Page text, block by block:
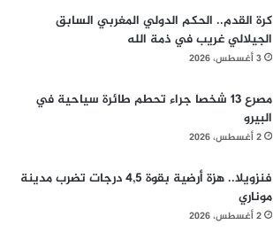
كرة القدم.. الحكم الدولي المغربي السابق
الجيلالي غريب في ذمة الله
3 أغسطس، 2026
مصرع 13 شخصا جراء تحطم طائرة سياحية في
البيرو
2 أغسطس، 2026
فنزويلا.. هزة أرضية بقوة 4,5 درجات تضرب مدينة
موناري
2 أغسطس، 2026